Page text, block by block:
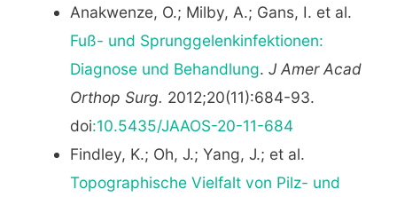
Anakwenze, O.; Milby, A.; Gans, I. et al.
Fuß- und Sprunggelenkinfektionen:
Diagnose und Behandlung. J Amer Acad
Orthop Surg. 2012;20(11):684-93.
doi:10.5435/JAAOS-20-11-684
Findley, K.; Oh, J.; Yang, J.; et al.
Topographische Vielfalt von Pilz- und